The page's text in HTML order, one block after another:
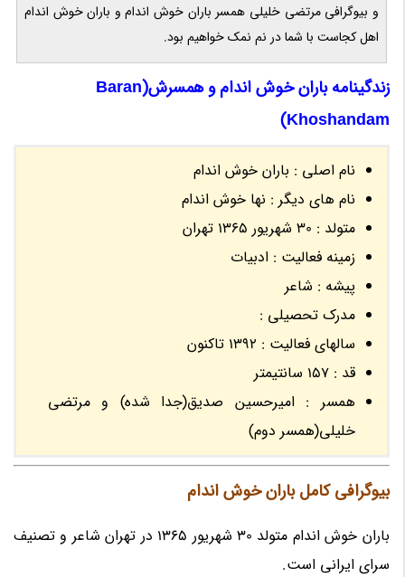
و بیوگرافی مرتضی خلیلی همسر باران خوش اندام و باران خوش اندام
اهل کجاست با شما در نم نمک خواهیم بود.
زندگینامه باران خوش اندام و همسرش(Baran
Khoshandam)
نام اصلی : باران خوش اندام
نام های دیگر : نها خوش اندام
متولد : 30 شهریور 1365 تهران
زمینه فعالیت : ادبیات
پیشه : شاعر
مدرک تحصیلی :
سالهای فعالیت : 1392 تاکنون
قد : 157 سانتیمتر
همسر : امیرحسین صدیق(جدا شده) و مرتضی
خلیلی(همسر دوم)
بیوگرافی کامل باران خوش اندام
باران خوش اندام متولد 30 شهریور 1365 در تهران شاعر و تصنیف
سرای ایرانی است.